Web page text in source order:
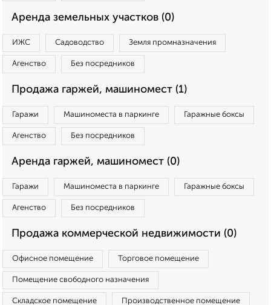
Аренда земельных участков (0)
ИЖС Садоводство Земля промназначения
Агенство Без посредников
Продажа гаржей, машиномест (1)
Гаражи Машиноместа в паркинге Гаражные боксы
Агенство Без посредников
Аренда гаржей, машиномест (0)
Гаражи Машиноместа в паркинге Гаражные боксы
Агенство Без посредников
Продажа коммерческой недвижимости (0)
Офисное помещение Торговое помещение
Помещение свободного назначения
Складское помещение Производственное помещение